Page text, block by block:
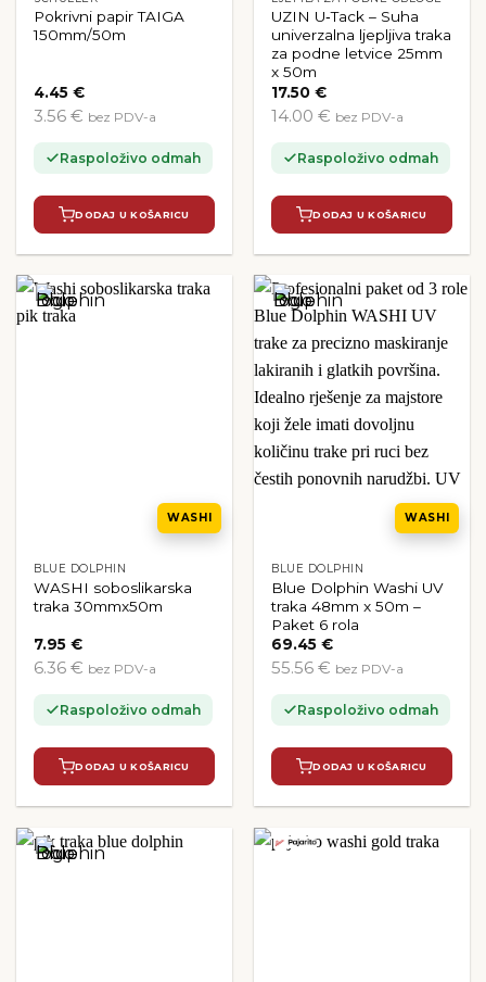
Pokrivni papir TAIGA
150mm/50m
4.45€
3.56 € bez PDV-a
Raspoloživo odmah
DODAJ U KOŠARICU
UZIN U‑Tack – Suha
univerzalna ljepljiva traka
za podne letvice 25mm
x 50m
17.50€
14.00 € bez PDV-a
Raspoloživo odmah
DODAJ U KOŠARICU
WASHI
BLUE DOLPHIN
WASHI soboslikarska
traka 30mmx50m
7.95€
6.36 € bez PDV-a
Raspoloživo odmah
DODAJ U KOŠARICU
WASHI
BLUE DOLPHIN
Blue Dolphin Washi UV
traka 48mm x 50m –
Paket 6 rola
69.45€
55.56 € bez PDV-a
Raspoloživo odmah
DODAJ U KOŠARICU